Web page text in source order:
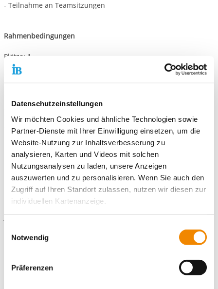
Datenschutzeinstellungen
Wir möchten Cookies und ähnliche Technologien sowie
Partner-Dienste mit Ihrer Einwilligung einsetzen, um die
Website-Nutzung zur Inhaltsverbesserung zu
analysieren, Karten und Videos mit solchen
Nutzungsanalysen zu laden, unsere Anzeigen
auszuwerten und zu personalisieren. Wenn Sie auch den
Zugriff auf Ihren Standort zulassen, nutzen wir diesen zur
individuellen Kartenanzeige.
unsere Partner Daten wie Ihre IP-Adresse und
verarbeiten diese zusammen mit Daten von anderen
Websites. Die Partner erkennen mitunter auch, wenn Sie
zum Website-Besuch verschiedene Geräte verwenden,
Notwendig
Präferenzen
- Teilnahme an Teamsitzungen
Rahmenbedingungen
Plätze: 1
Erreichbarkeit:
Verpflegung:
Arbeitszeiten: Mo.: 7-18 Uhr, Di.+Mi.: 7-16 Uhr, Do.+Fr.: 7-13 Uhr
Voraussetzungen: Mindestalter 18 Jahre, Führerschein Klasse B
von Vorteil
Hier gelangst du zurHomepageder Einsatzstelle.
Kontaktiere uns!
E-Mail schreiben
Freiwilligendienste Ravensburg
Ulmer Straße 8